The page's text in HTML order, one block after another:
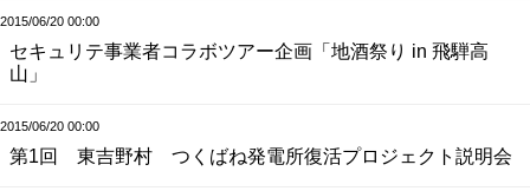
2015/06/20 00:00
セキュリテ事業者コラボツアー企画「地酒祭り in 飛騨高
山」
2015/06/20 00:00
第1回 東吉野村 つくばね発電所復活プロジェクト説明会